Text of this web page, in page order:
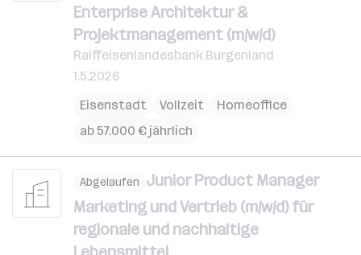
Enterprise Architektur &
Projektmanagement (m/w/d)
Raiffeisenlandesbank Burgenland
1.5.2026
Eisenstadt
Vollzeit
Homeoffice
ab 57.000 € jährlich
Abgelaufen Junior Product Manager
Marketing und Vertrieb (m/w/d) für
regionale und nachhaltige